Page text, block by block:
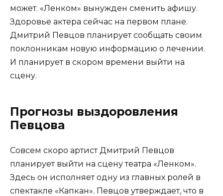
может. «Ленком» вынужден сменить афишу.
Здоровье актера сейчас на первом плане.
Дмитрий Певцов планирует сообщать своим
поклонникам новую информацию о лечении.
И планирует в скором времени выйти на
сцену.
Прогнозы выздоровления
Певцова
Совсем скоро артист Дмитрий Певцов
планирует выйти на сцену театра «Ленком».
Здесь он исполняет одну из главных ролей в
спектакле «Капкан». Певцов утверждает, что в